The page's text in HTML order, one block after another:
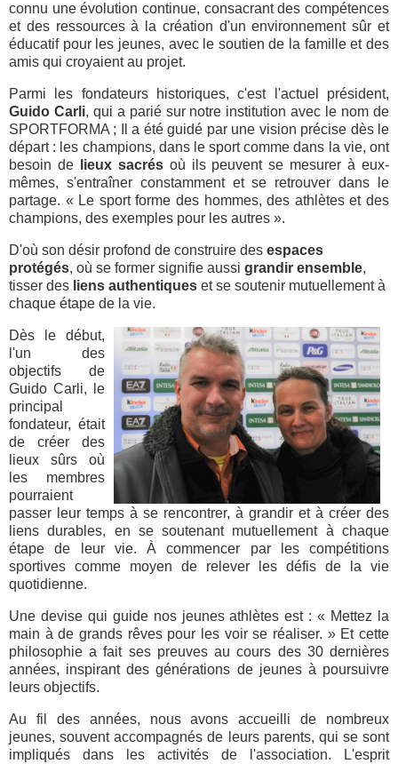
connu une évolution continue, consacrant des compétences
et des ressources à la création d'un environnement sûr et
éducatif pour les jeunes, avec le soutien de la famille et des
amis qui croyaient au projet.
Parmi les fondateurs historiques, c'est l'actuel président,
Guido Carli, qui a parié sur notre institution avec le nom de
SPORTFORMA ; Il a été guidé par une vision précise dès le
départ : les champions, dans le sport comme dans la vie, ont
besoin de
lieux sacrés où ils peuvent se mesurer à eux-
mêmes, s'entraîner constamment et se retrouver dans le
partage. « Le sport forme des hommes, des athlètes et des
champions, des exemples pour les autres ».
D'où son désir profond de construire des espaces
protégés, où se former signifie aussi grandir ensemble,
tisser des liens authentiques et se soutenir mutuellement à
chaque étape de la vie.
Dès le début,
l'un des
objectifs de
Guido Carli, le
principal
fondateur, était
de créer des
lieux sûrs où
les membres
pourraient
passer leur temps à se rencontrer, à grandir et à créer des
liens durables, en se soutenant mutuellement à chaque
étape de leur vie. À commencer par les compétitions
sportives comme moyen de relever les défis de la vie
quotidienne.
Une devise qui guide nos jeunes athlètes est : « Mettez la
main à de grands rêves pour les voir se réaliser. » Et cette
philosophie a fait ses preuves au cours des 30 dernières
années, inspirant des générations de jeunes à poursuivre
leurs objectifs.
Au fil des années, nous avons accueilli de nombreux
jeunes, souvent accompagnés de leurs parents, qui se sont
impliqués dans les activités de l'association. L'esprit